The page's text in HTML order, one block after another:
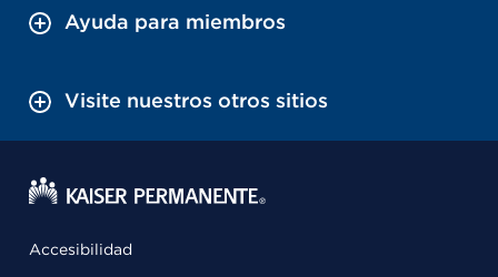
Ayuda para miembros
Visite nuestros otros sitios
Accesibilidad